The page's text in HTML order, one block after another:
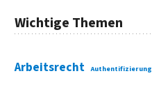
Wichtige Themen
Arbeitsrecht Authentifizierung